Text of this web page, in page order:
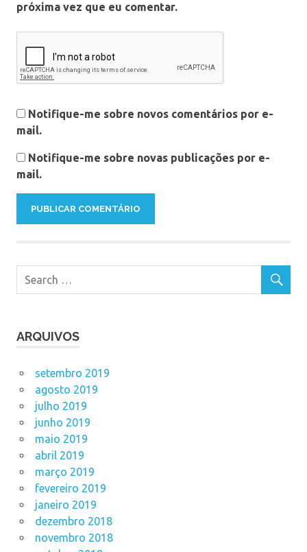
próxima vez que eu comentar.
Notifique-me sobre novos comentários por e-
mail.
Notifique-me sobre novas publicações por e-
mail.
ARQUIVOS
setembro 2019
agosto 2019
julho 2019
junho 2019
maio 2019
abril 2019
março 2019
fevereiro 2019
janeiro 2019
dezembro 2018
novembro 2018